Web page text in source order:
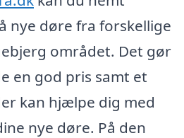
nye døre fra forskellige
området. Det gør
en god pris samt et
kan hjælpe dig med
nye døre. På den